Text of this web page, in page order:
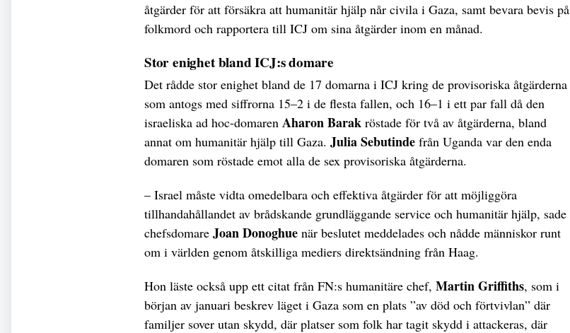
åtgärder för att försäkra att humanitär hjälp når civila i Gaza, samt bevara bevis på
folkmord och rapportera till ICJ om sina åtgärder inom en månad.
Stor enighet bland ICJ:s domare
Det rådde stor enighet bland de 17 domarna i ICJ kring de provisoriska åtgärderna
som antogs med siffrorna 15–2 i de flesta fallen, och 16–1 i ett par fall då den
israeliska ad hoc-domaren Aharon Barak röstade för två av åtgärderna, bland
annat om humanitär hjälp till Gaza. Julia Sebutinde från Uganda var den enda
domaren som röstade emot alla de sex provisoriska åtgärderna.
– Israel måste vidta omedelbara och effektiva åtgärder för att möjliggöra
tillhandahållandet av brådskande grundläggande service och humanitär hjälp, sade
chefsdomare Joan Donoghue när beslutet meddelades och nådde människor runt
om i världen genom åtskilliga mediers direktsändning från Haag.
Hon läste också upp ett citat från FN:s humanitäre chef, Martin Griffiths, som i
början av januari beskrev läget i Gaza som en plats ”av död och förtvivlan” där
familjer sover utan skydd, där platser som folk har tagit skydd i attackeras, där